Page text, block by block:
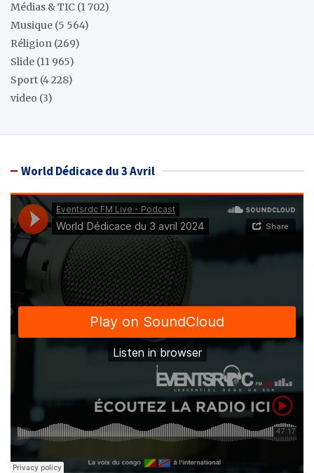
Médias & TIC (1 702)
Musique (5 564)
Réligion (269)
Slide (11 965)
Sport (4 228)
video (3)
World Dédicace du 3 Avril